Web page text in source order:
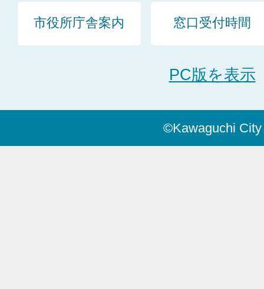
市役所庁舎案内 窓口受付時間
PC版を表示
©Kawaguchi City